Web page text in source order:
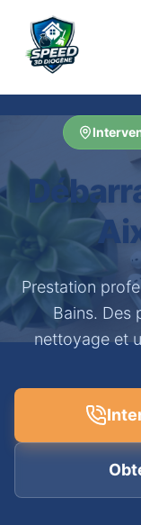
Prestation
Bains. Des
nettoyage et